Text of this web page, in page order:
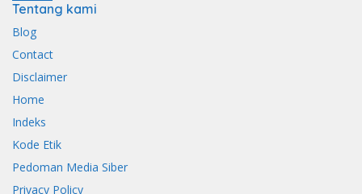
Tentang kami
Blog
Contact
Disclaimer
Home
Indeks
Kode Etik
Pedoman Media Siber
Privacy Policy